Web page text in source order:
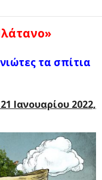
τα σπίτια
Ιανουαρίου 2022,